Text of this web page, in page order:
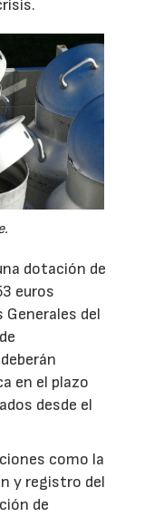
dotación de
euros
del
en el plazo
desde el
como la
y registro del
de